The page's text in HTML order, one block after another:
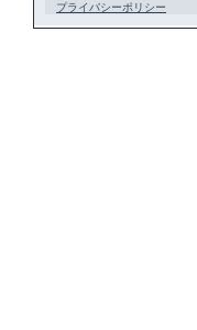
プライバシーポリシー